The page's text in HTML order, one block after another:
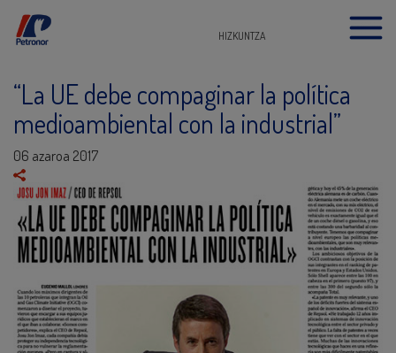
HIZKUNTZA
“La UE debe compaginar la política
medioambiental con la industrial”
06 azaroa 2017